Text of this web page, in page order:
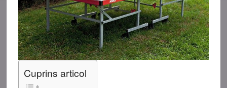
Cuprins articol